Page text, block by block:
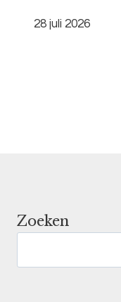
28 juli 2026
Zoeken